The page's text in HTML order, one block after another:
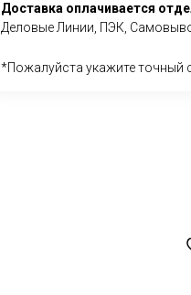
Доставка оплачивается
Деловые Линии, ПЭК,
*Пожалуйста укажите точный